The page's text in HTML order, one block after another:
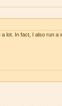
lot. In fact, I also run a